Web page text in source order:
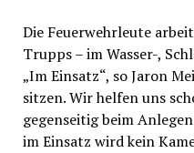
Die Feuerwehrleute
Trupps – im Wasser-,
„Im Einsatz“, so Jaron
sitzen. Wir helfen uns
gegenseitig beim
im Einsatz wird kein